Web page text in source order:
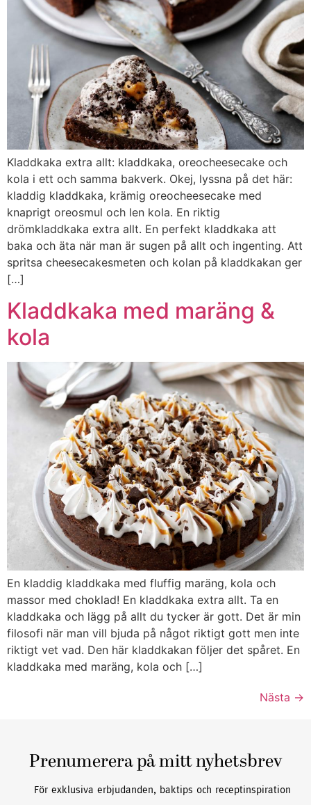
Kladdkaka extra allt: kladdkaka, oreocheesecake och
kola i ett och samma bakverk. Okej, lyssna på det här:
kladdig kladdkaka, krämig oreocheesecake med
knaprigt oreosmul och len kola. En riktig
drömkladdkaka extra allt. En perfekt kladdkaka att
baka och äta när man är sugen på allt och ingenting. Att
spritsa cheesecakesmeten och kolan på kladdkakan ger
[…]
Kladdkaka med maräng &
kola
En kladdig kladdkaka med fluffig maräng, kola och
massor med choklad! En kladdkaka extra allt. Ta en
kladdkaka och lägg på allt du tycker är gott. Det är min
filosofi när man vill bjuda på något riktigt gott men inte
riktigt vet vad. Den här kladdkakan följer det spåret. En
kladdkaka med maräng, kola och […]
Nästa →
Prenumerera på mitt nyhetsbrev
För exklusiva erbjudanden, baktips och receptinspiration